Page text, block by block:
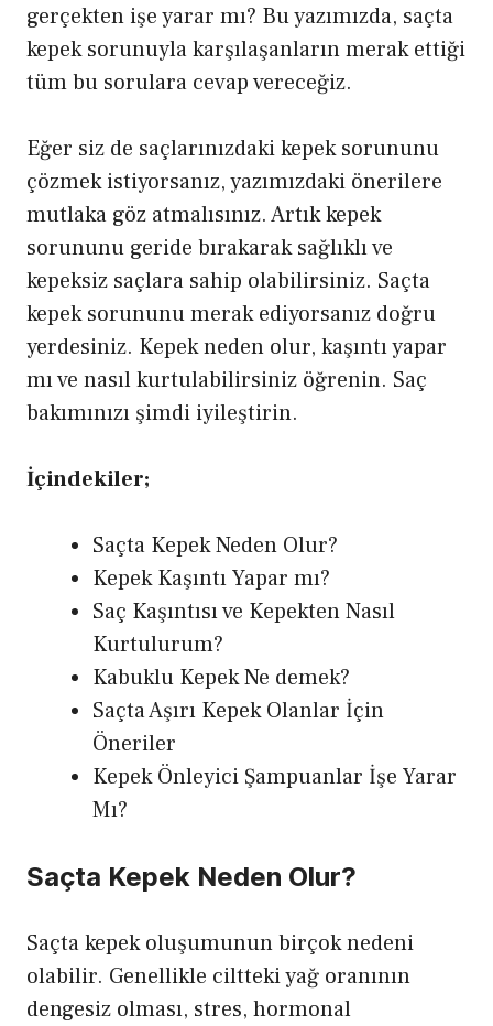
gerçekten işe yarar mı? Bu yazımızda, saçta
kepek sorunuyla karşılaşanların merak ettiği
tüm bu sorulara cevap vereceğiz.
Eğer siz de saçlarınızdaki kepek sorununu
çözmek istiyorsanız, yazımızdaki önerilere
mutlaka göz atmalısınız. Artık kepek
sorununu geride bırakarak sağlıklı ve
kepeksiz saçlara sahip olabilirsiniz. Saçta
kepek sorununu merak ediyorsanız doğru
yerdesiniz. Kepek neden olur, kaşıntı yapar
mı ve nasıl kurtulabilirsiniz öğrenin. Saç
bakımınızı şimdi iyileştirin.
İçindekiler;
Saçta Kepek Neden Olur?
Kepek Kaşıntı Yapar mı?
Saç Kaşıntısı ve Kepekten Nasıl
Kurtulurum?
Kabuklu Kepek Ne demek?
Saçta Aşırı Kepek Olanlar İçin
Öneriler
Kepek Önleyici Şampuanlar İşe Yarar
Mı?
Saçta Kepek Neden Olur?
Saçta kepek oluşumunun birçok nedeni
olabilir. Genellikle ciltteki yağ oranının
dengesiz olması, stres, hormonal